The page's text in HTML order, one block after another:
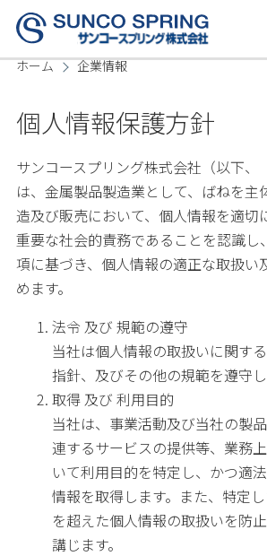
メインコンテンツに移動
パ
ン
く
ず
ホーム 企業情報
個人情報保護方針
サンコースプリング株式会社（以下、
は、金属製品製造業として、ばねを主
造及び販売において、個人情報を適切
重要な社会的責務であることを認識し
項に基づき、個人情報の適正な取扱い
めます。
法令 及び 規範の遵守
当社は個人情報の取扱いに関す
指針、及びその他の規範を遵守し
取得 及び 利用目的
当社は、事業活動及び当社の製
連するサービスの提供等、業務
いて利用目的を特定し、かつ適
情報を取得します。また、特定
を超えた個人情報の取扱いを防
講じます。